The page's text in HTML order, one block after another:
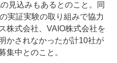
見込みもあるとのこと。同
実証実験の取り組みで協力
株式会社、VAIO株式会社を
かされなかったが計10社が
集中とのこと。